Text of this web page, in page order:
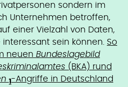
sondern im
Unternehmen betroffen,
einer Vielzahl von Daten,
sein können. So
neuen Bundeslagebild
(BKA) rund
1 -Angriffe in Deutschland